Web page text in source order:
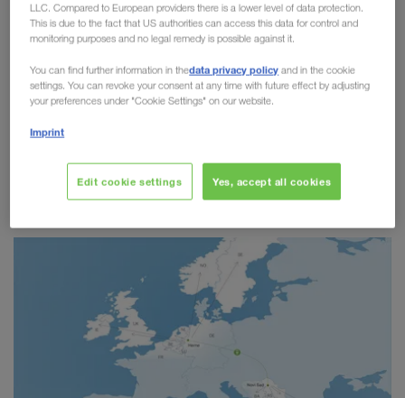
перевозокза счет нового мощного сообщения между
Нови-Садом (Сербия) и Херне (Германия). Этот маршрут
решением между Юго-Восточной и Северной
Европойи укрепляет европейские цепочки поставок.
Надежное сообщение для
сильных рынков
LLC. Compared to European providers there is a lower level of data protection.
This is due to the fact that US authorities can access this data for control and
monitoring purposes and no legal remedy is possible against it.
You can find further information in thedata privacy policy and in the cookie
settings. You can revoke your consent at any time with future effect by adjusting
your preferences under "Cookie Settings" on our website.
Imprint
Edit cookie settings Yes, accept all cookies